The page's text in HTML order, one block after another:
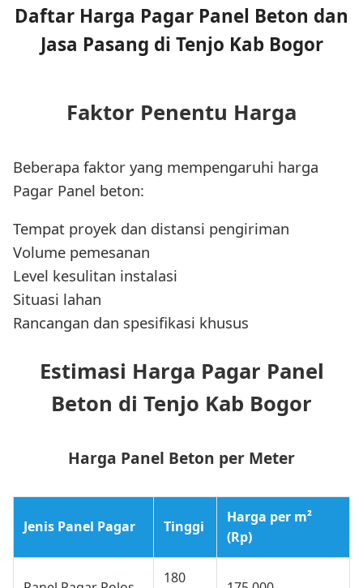
Daftar Harga Pagar Panel Beton dan
Jasa Pasang di Tenjo Kab Bogor
Faktor Penentu Harga
Beberapa faktor yang mempengaruhi harga
Pagar Panel beton:
Tempat proyek dan distansi pengiriman
Volume pemesanan
Level kesulitan instalasi
Situasi lahan
Rancangan dan spesifikasi khusus
Estimasi Harga Pagar Panel
Beton di Tenjo Kab Bogor
Harga Panel Beton per Meter
Jenis Panel Pagar Tinggi
Harga per m²
(Rp)
180